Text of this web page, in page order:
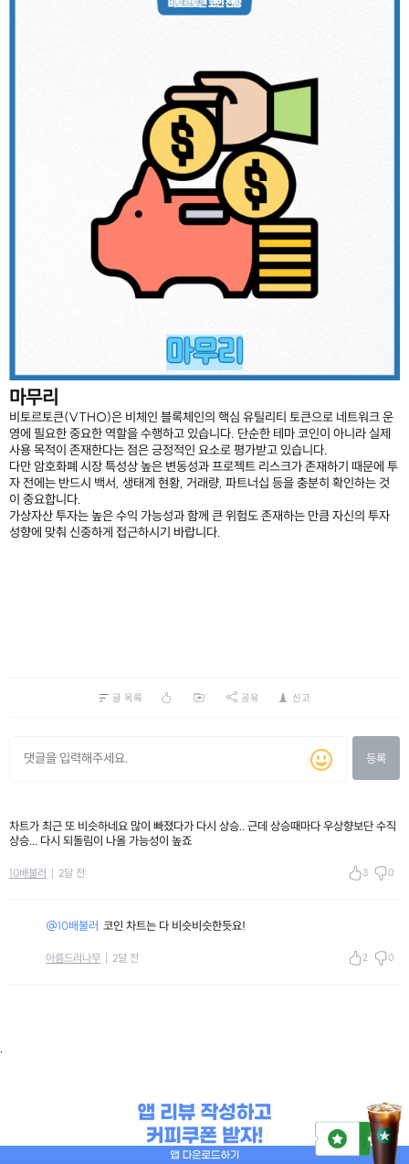
마무리
비토르토큰(VTHO)은 비체인 블록체인의 핵심 유틸리티 토큰으로 네트워크 운
영에 필요한 중요한 역할을 수행하고 있습니다. 단순한 테마 코인이 아니라 실제
사용 목적이 존재한다는 점은 긍정적인 요소로 평가받고 있습니다.
다만 암호화폐 시장 특성상 높은 변동성과 프로젝트 리스크가 존재하기 때문에 투
자 전에는 반드시 백서, 생태계 현황, 거래량, 파트너십 등을 충분히 확인하는 것
이 중요합니다.
가상자산 투자는 높은 수익 가능성과 함께 큰 위험도 존재하는 만큼 자신의 투자
성향에 맞춰 신중하게 접근하시기 바랍니다.
글 목록 공유 신고
등록
차트가 최근 또 비슷하네요 많이 빠졌다가 다시 상승.. 근데 상승때마다 우상향보단 수직
상승... 다시 되돌림이 나올 가능성이 높죠
10배불러 2달 전 3 0
@10배불러 코인 차트는 다 비슷비슷한듯요!
아름드리나무 2달 전 2 0
.